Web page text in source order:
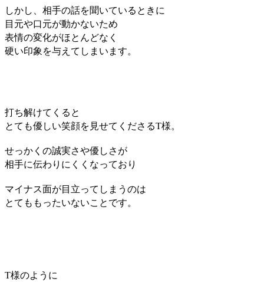
しかし、相手の話を聞いているときに
目元や口元が動かないため
表情の変化がほとんどなく
硬い印象を与えてしまいます。
打ち解けてくると
とても優しい笑顔を見せてくださるT様。
せっかくの誠実さや優しさが
相手に伝わりにくくなっており
マイナス面が目立ってしまうのは
とてももったいないことです。
T様のように